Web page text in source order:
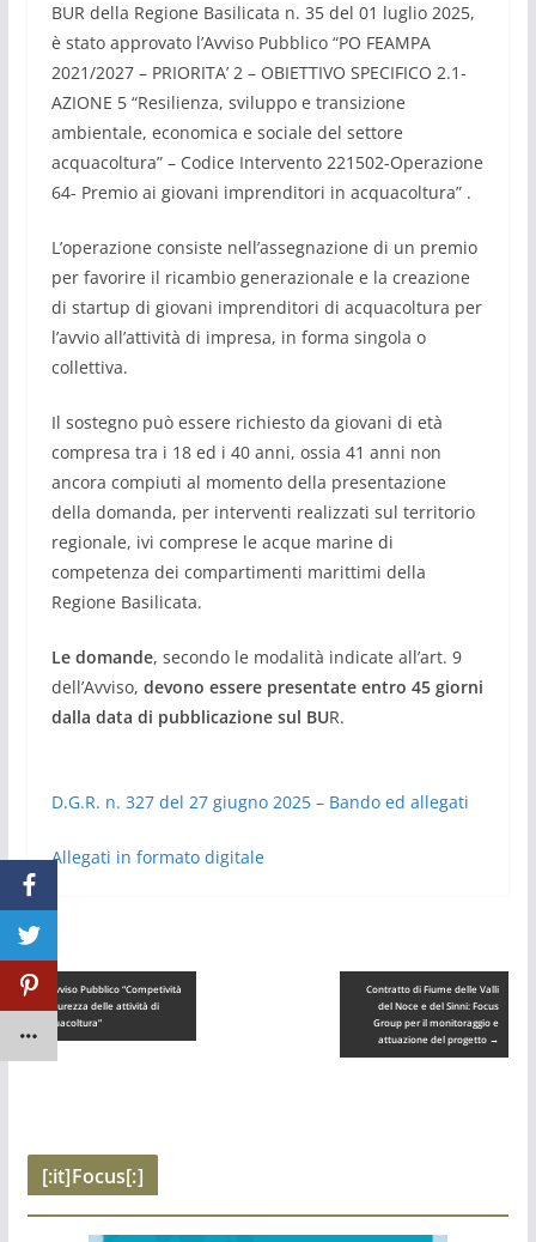
BUR della Regione Basilicata n. 35 del 01 luglio 2025,
è stato approvato l’Avviso Pubblico “PO FEAMPA
2021/2027 – PRIORITA’ 2 – OBIETTIVO SPECIFICO 2.1-
AZIONE 5 “Resilienza, sviluppo e transizione
ambientale, economica e sociale del settore
acquacoltura” – Codice Intervento 221502-Operazione
64- Premio ai giovani imprenditori in acquacoltura” .
L’operazione consiste nell’assegnazione di un premio
per favorire il ricambio generazionale e la creazione
di startup di giovani imprenditori di acquacoltura per
l’avvio all’attività di impresa, in forma singola o
collettiva.
Il sostegno può essere richiesto da giovani di età
compresa tra i 18 ed i 40 anni, ossia 41 anni non
ancora compiuti al momento della presentazione
della domanda, per interventi realizzati sul territorio
regionale, ivi comprese le acque marine di
competenza dei compartimenti marittimi della
Regione Basilicata.
Le domande, secondo le modalità indicate all’art. 9
dell’Avviso, devono essere presentate entro 45 giorni
dalla data di pubblicazione sul BUR.
D.G.R. n. 327 del 27 giugno 2025 – Bando ed allegati
Allegati in formato digitale
←
Avviso Pubblico “Competività
e sicurezza delle attività di
acquacoltura”
Contratto di Fiume delle Valli
del Noce e del Sinni: Focus
Group per il monitoraggio e
attuazione del progetto →
[:it]Focus[:]